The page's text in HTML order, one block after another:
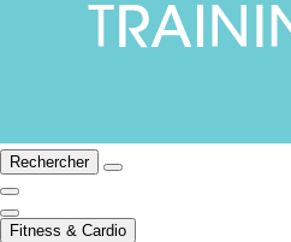
Rechercher
Fitness & Cardio